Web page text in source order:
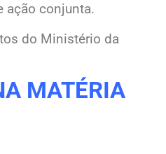
ação conjunta.
do Ministério da
MATÉRIA